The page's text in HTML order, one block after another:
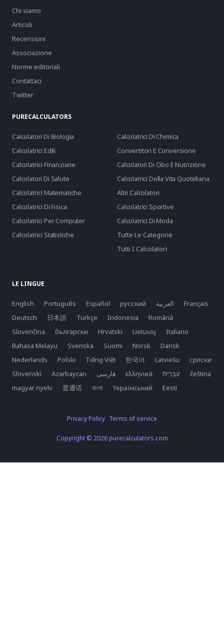
Chi siamo
Articoli
Recensioni
Associazione
Norme editoriali
Contattaci
Twitter
PURECALCULATORS
Calcolatori Di Biologia
Calcolatrici Di Chimica
Calcolatrici Edili
Convertitori E Conversione
Calcolatrici Finanziarie
Calcolatori Di Cibo E Nutrizione
Calcolatori Di Salute
Calcolatrici Della Vita Quotidiana
Calcolatrici Matematiche
Altri Calcolatori
Calcolatrici Di Fisica
Calcolatrici Sportive
Calcolatrici Per Computer
Calcolatrici Di Moda
Calcolatrici Statistiche
Tutte Le Categorie
Tutti I Calcolatori
LE LINGUE
English Português Español русский العربية
Français
Deutsch
日本語 Türkçe Indonesia
Română
Slovenčina
български Hrvatski Lietuvių
Italiano
Bahasa Melayu
Svenska Suomi Norsk
Dansk
Nederlands
Polski Tiếng Việt 한국어 Latviešu
српски
Slovenski
Azərbaycan فارسی ελληνικά
čeština
magyar nyelv
普通话 বাংলা Yкраїнський Eesti
Privacy Policy Terms of service
Copyright © 2026 purecalculators.com